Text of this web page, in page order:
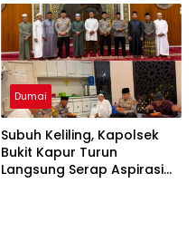
Kepedulian Sosial
Dumai
Subuh Keliling, Kapolsek
Bukit Kapur Turun
Langsung Serap Aspirasi